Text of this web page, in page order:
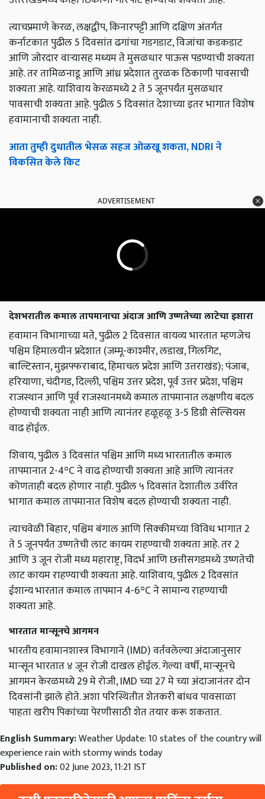
त्याचप्रमाणे केरळ, लक्षद्वीप, किनारपट्टी आणि दक्षिण अंतर्गत
कर्नाटकात पुढील 5 दिवसांत ढगांचा गडगडाट, विजांचा कडकडाट
आणि जोरदार वाऱ्यासह मध्यम ते मुसळधार पाऊस पडण्याची शक्यता
आहे. तर तामिळनाडू आणि आंध्र प्रदेशात तुरळक ठिकाणी पावसाची
शक्यता आहे. याशिवाय केरळमध्ये 2 ते 5 जूनपर्यंत मुसळधार
पावसाची शक्यता आहे. पुढील 5 दिवसांत देशाच्या इतर भागात विशेष
हवामानाची शक्यता नाही.
आता तुम्ही दुधातील भेसळ सहज ओळखू शकता, NDRI ने
विकसित केले किट
ADVERTISEMENT
देशभरातील कमाल तापमानाचा अंदाज आणि उष्णतेच्या लाटेचा इशारा
हवामान विभागाच्या मते, पुढील 2 दिवसात वायव्य भारतात म्हणजेच
पश्चिम हिमालयीन प्रदेशात (जम्मू-काश्मीर, लडाख, गिलगिट,
बाल्टिस्तान, मुझफ्फराबाद, हिमाचल प्रदेश आणि उत्तराखंड); पंजाब,
हरियाणा, चंदीगड, दिल्ली, पश्चिम उत्तर प्रदेश, पूर्व उत्तर प्रदेश, पश्चिम
राजस्थान आणि पूर्व राजस्थानमध्ये कमाल तापमानात लक्षणीय बदल
होण्याची शक्यता नाही आणि त्यानंतर हळूहळू 3-5 डिग्री सेल्सियस
वाढ होईल.
शिवाय, पुढील 3 दिवसांत पश्चिम आणि मध्य भारतातील कमाल
तापमानात 2-4°C ने वाढ होण्याची शक्यता आहे आणि त्यानंतर
कोणताही बदल होणार नाही. पुढील ५ दिवसांत देशातील उर्वरित
भागात कमाल तापमानात विशेष बदल होण्याची शक्यता नाही.
त्याचवेळी बिहार, पश्चिम बंगाल आणि सिक्कीमच्या विविध भागात 2
ते 5 जूनपर्यंत उष्णतेची लाट कायम राहण्याची शक्यता आहे. तर 2
आणि 3 जून रोजी मध्य महाराष्ट्र, विदर्भ आणि छत्तीसगडमध्ये उष्णतेची
लाट कायम राहण्याची शक्यता आहे. याशिवाय, पुढील 2 दिवसांत
ईशान्य भारतात कमाल तापमान 4-6°C ने सामान्य राहण्याची
शक्यता आहे.
भारतात मान्सूनचे आगमन
भारतीय हवामानशास्त्र विभागाने (IMD) वर्तवलेल्या अंदाजानुसार
मान्सून भारतात ४ जून रोजी दाखल होईल. गेल्या वर्षी, मान्सूनचे
आगमन केरळमध्ये 29 मे रोजी, IMD च्या 27 मे च्या अंदाजानंतर दोन
दिवसांनी झाले होते. अशा परिस्थितीत शेतकरी बांधव पावसाळा
पाहता खरीप पिकांच्या पेरणीसाठी शेत तयार करू शकतात.
English Summary:Weather Update: 10 states of the country will
experience rain with stormy winds today
Published on:02 June 2023, 11:21 IST